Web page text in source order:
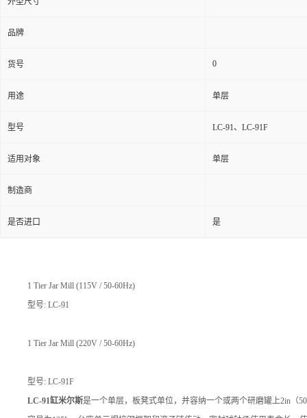
品牌
货号 0
用途 单层
型号 LC-91、LC-91F
适用对象 单层
制造商
是否进口 是
1 Tier Jar Mill (115V / 50-60Hz)
型号: LC-91
1 Tier Jar Mill (220V / 50-60Hz)
型号: LC-91F
LC-91缸米尔斯是一个单层，板凳式单位，并容纳一个或两个研磨罐上2in（